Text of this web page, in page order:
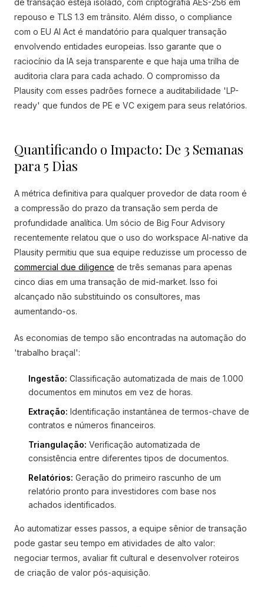
de transação esteja isolado, com criptografia AES-256 em
repouso e TLS 1.3 em trânsito. Além disso, o compliance
com o EU AI Act é mandatório para qualquer transação
envolvendo entidades europeias. Isso garante que o
raciocínio da IA seja transparente e que haja uma trilha de
auditoria clara para cada achado. O compromisso da
Plausity com esses padrões fornece a auditabilidade 'LP-
ready' que fundos de PE e VC exigem para seus relatórios.
Quantificando o Impacto: De 3 Semanas
para 5 Dias
A métrica definitiva para qualquer provedor de data room é
a compressão do prazo da transação sem perda de
profundidade analítica. Um sócio de Big Four Advisory
recentemente relatou que o uso do workspace AI-native da
Plausity permitiu que sua equipe reduzisse um processo de
commercial due diligence de três semanas para apenas
cinco dias em uma transação de mid-market. Isso foi
alcançado não substituindo os consultores, mas
aumentando-os.
As economias de tempo são encontradas na automação do
'trabalho braçal':
Ingestão: Classificação automatizada de mais de 1.000
documentos em minutos em vez de horas.
Extração: Identificação instantânea de termos-chave de
contratos e números financeiros.
Triangulação: Verificação automatizada de
consistência entre diferentes tipos de documentos.
Relatórios: Geração do primeiro rascunho de um
relatório pronto para investidores com base nos
achados identificados.
Ao automatizar esses passos, a equipe sênior de transação
pode gastar seu tempo em atividades de alto valor:
negociar termos, avaliar fit cultural e desenvolver roteiros
de criação de valor pós-aquisição.